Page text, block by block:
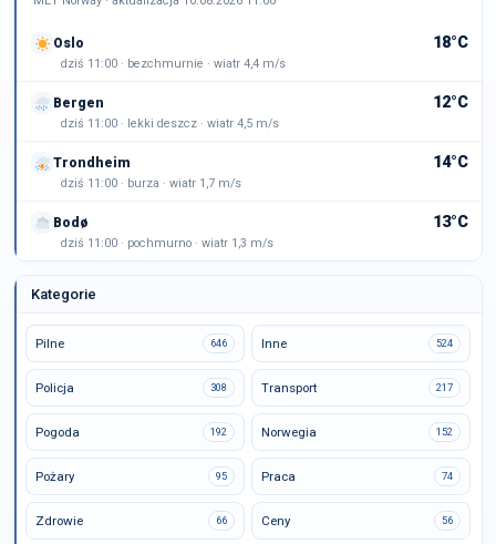
Oslo 18°C
dziś 11:00 · bezchmurnie · wiatr 4,4 m/s
Bergen 12°C
dziś 11:00 · lekki deszcz · wiatr 4,5 m/s
Trondheim 14°C
dziś 11:00 · burza · wiatr 1,7 m/s
Bodø 13°C
dziś 11:00 · pochmurno · wiatr 1,3 m/s
Kategorie
Pilne 646 Inne 524
Policja 308 Transport 217
Pogoda 192 Norwegia 152
Pożary 95 Praca 74
Zdrowie 66 Ceny 56